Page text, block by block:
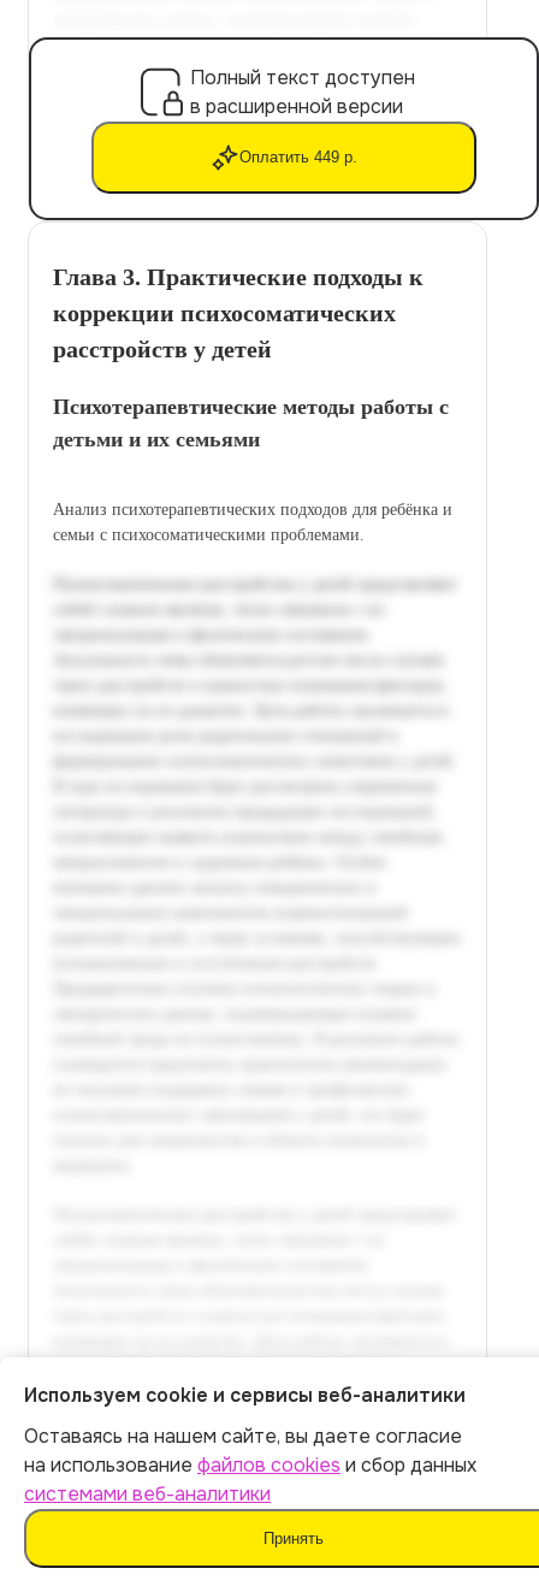
Полный текст доступен
в расширенной версии
Оплатить 449 р.
Глава 3. Практические подходы к
коррекции психосоматических
расстройств у детей
Психотерапевтические методы работы с
детьми и их семьями
Анализ психотерапевтических подходов для ребёнка и
семьи с психосоматическими проблемами.
Итог:449р.
Оплатить
Используем cookie и сервисы веб-аналитики
Оставаясь на нашем сайте, вы даете согласие
на использование файлов cookies и сбор данных
системами веб-аналитики
Принять